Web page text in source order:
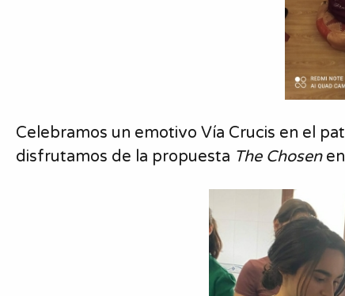
Celebramos un emotivo Vía Crucis en el
disfrutamos de la propuesta The Chosenen